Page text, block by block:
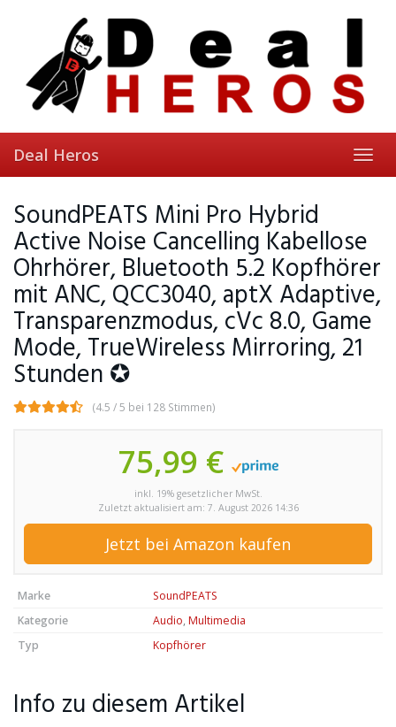
Deal Heros
SoundPEATS Mini Pro Hybrid
Active Noise Cancelling Kabellose
Ohrhörer, Bluetooth 5.2 Kopfhörer
mit ANC, QCC3040, aptX Adaptive,
Transparenzmodus, cVc 8.0, Game
Mode, TrueWireless Mirroring, 21
Stunden ✪
(4.5 / 5 bei 128 Stimmen)
75,99 €
inkl. 19% gesetzlicher MwSt.
Zuletzt aktualisiert am: 7. August 2026 14:36
Jetzt bei Amazon kaufen
Marke
SoundPEATS
Kategorie
Audio, Multimedia
Typ
Kopfhörer
Info zu diesem Artikel